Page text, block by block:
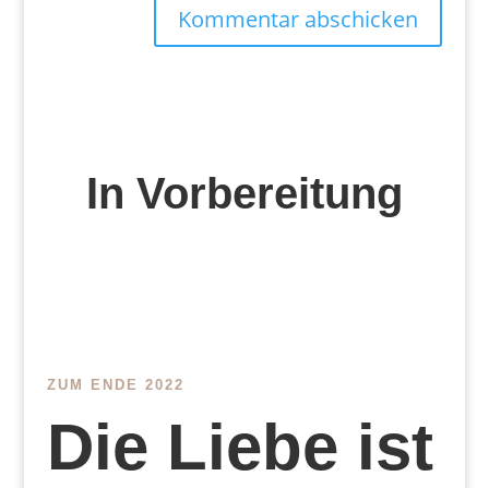
Kommentar abschicken
In Vorbereitung
ZUM ENDE 2022
Die Liebe ist